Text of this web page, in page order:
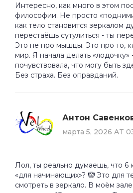
Интересно, как много в этом
философии. Не просто
как тело становится зеркалом
перестаёшь сутулиться - ты
Это не про мышцы. Это про то,
мир. Я начала делать
почувствовала, что могу быть
Без страха. Без оправданий.
Антон
марта 5, 2026 AT
Лол, ты реально думаешь, что 6
«для начинающих»? 🤡 Это для
смотреть в зеркало. В моём